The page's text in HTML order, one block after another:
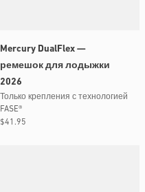
Mercury DualFlex —
ремешок для лодыжки
2026
Только крепления с технологией
FASE®
Обычная
$41.95